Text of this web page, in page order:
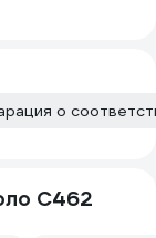
о
С462